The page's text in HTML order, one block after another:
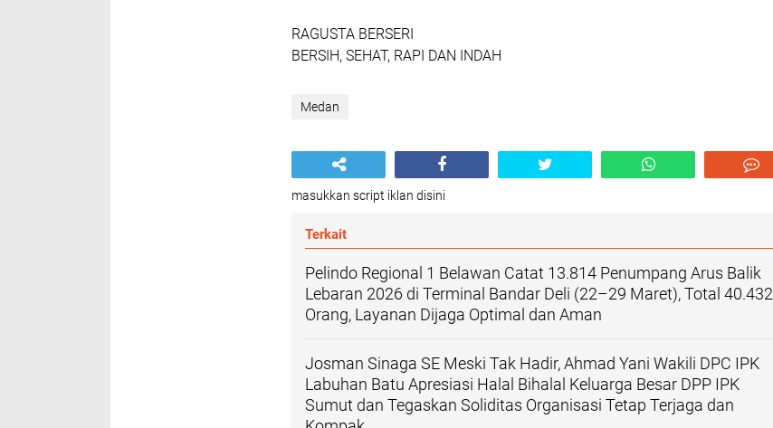
RAGUSTA BERSERI
BERSIH, SEHAT, RAPI DAN INDAH
Medan
masukkan script iklan disini
Terkait
Pelindo Regional 1 Belawan Catat 13.814 Penumpang Arus Balik
Lebaran 2026 di Terminal Bandar Deli (22–29 Maret), Total 40.432
Orang, Layanan Dijaga Optimal dan Aman
Josman Sinaga SE Meski Tak Hadir, Ahmad Yani Wakili DPC IPK
Labuhan Batu Apresiasi Halal Bihalal Keluarga Besar DPP IPK
Sumut dan Tegaskan Soliditas Organisasi Tetap Terjaga dan